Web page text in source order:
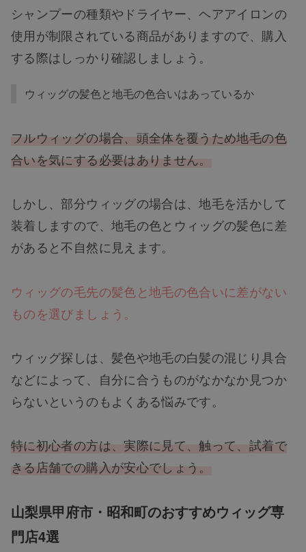
シャンプーの種類やドライヤー、ヘアアイロンの
使用が制限されている商品がありますので、購入
する際はしっかり確認しましょう。
ウィッグの髪色と地毛の色合いはあっているか
フルウィッグの場合、頭全体を覆うため地毛の色
合いを気にする必要はありません。
しかし、部分ウィッグの場合は、地毛を活かして
装着しますので、地毛の色とウィッグの髪色に差
があると不自然に見えます。
ウィッグの毛先の髪色と地毛の色合いに差がない
ものを選びましょう。
ウィッグ探しは、髪色や地毛の白髪の混じり具合
などによって、自分に合うものがなかなか見つか
らないというのもよくある悩みです。
特に初心者の方は、実際に見て、触って、試着で
きる店舗での購入が安心でしょう。
山梨県甲府市・昭和町のおすすめウィッグ専
門店4選